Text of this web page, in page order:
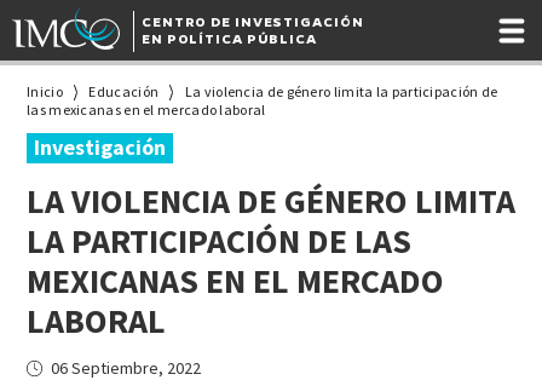
CENTRO DE INVESTIGACIÓN
EN POLÍTICA PÚBLICA
Inicio Educación
La violencia de género limita la participación de
las mexicanas en el mercado laboral
Investigación
LA VIOLENCIA DE GÉNERO LIMITA
LA PARTICIPACIÓN DE LAS
MEXICANAS EN EL MERCADO
LABORAL
06 Septiembre, 2022